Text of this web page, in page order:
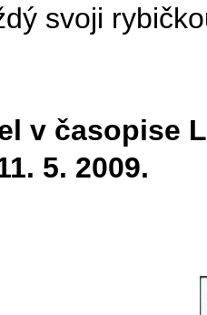
svoji
v časopise
5. 2009.